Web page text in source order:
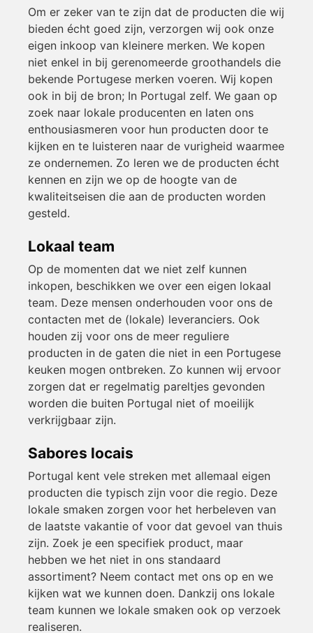
Om er zeker van te zijn dat de producten die wij
bieden écht goed zijn, verzorgen wij ook onze
eigen inkoop van kleinere merken. We kopen
niet enkel in bij gerenomeerde groothandels die
bekende Portugese merken voeren. Wij kopen
ook in bij de bron; In Portugal zelf. We gaan op
zoek naar lokale producenten en laten ons
enthousiasmeren voor hun producten door te
kijken en te luisteren naar de vurigheid waarmee
ze ondernemen. Zo leren we de producten écht
kennen en zijn we op de hoogte van de
kwaliteitseisen die aan de producten worden
gesteld.
Lokaal team
Op de momenten dat we niet zelf kunnen
inkopen, beschikken we over een eigen lokaal
team. Deze mensen onderhouden voor ons de
contacten met de (lokale) leveranciers. Ook
houden zij voor ons de meer reguliere
producten in de gaten die niet in een Portugese
keuken mogen ontbreken. Zo kunnen wij ervoor
zorgen dat er regelmatig pareltjes gevonden
worden die buiten Portugal niet of moeilijk
verkrijgbaar zijn.
Sabores locais
Portugal kent vele streken met allemaal eigen
producten die typisch zijn voor die regio. Deze
lokale smaken zorgen voor het herbeleven van
de laatste vakantie of voor dat gevoel van thuis
zijn. Zoek je een specifiek product, maar
hebben we het niet in ons standaard
assortiment? Neem contact met ons op en we
kijken wat we kunnen doen. Dankzij ons lokale
team kunnen we lokale smaken ook op verzoek
realiseren.